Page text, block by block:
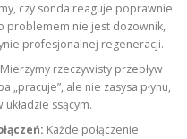
czy sonda reaguje poprawnie
problemem nie jest dozownik,
profesjonalnej regeneracji.
Mierzymy rzeczywisty przepływ
„pracuje”, ale nie zasysa płynu,
ssącym.
Każde połączenie